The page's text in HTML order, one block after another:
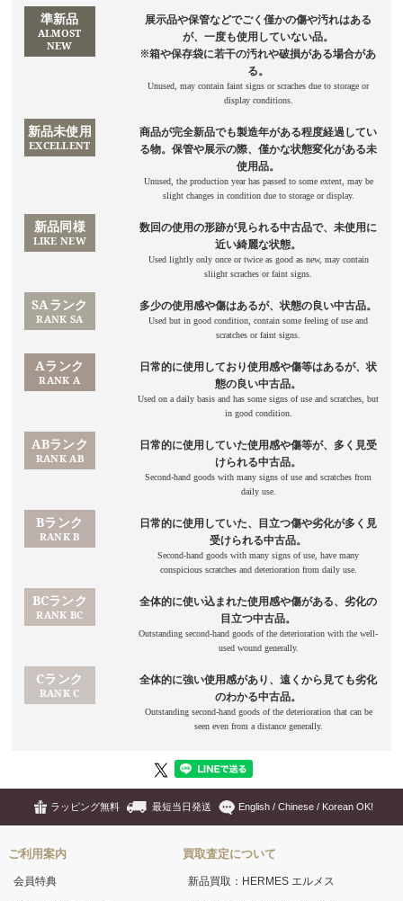
ラッピング無料 最短当日発送 English / Chinese / Korean OK!
ご利用案内
会員特典
買取査定について
新品買取：HERMES エルメス